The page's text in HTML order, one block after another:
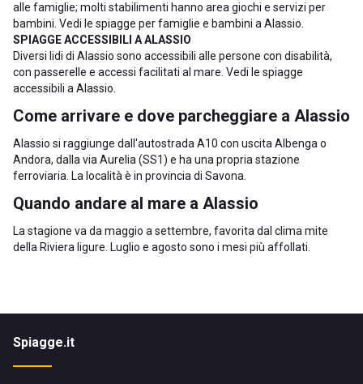
alle famiglie; molti stabilimenti hanno area giochi e servizi per
bambini. Vedi le spiagge per famiglie e bambini a Alassio
SPIAGGE ACCESSIBILI A ALASSIO
Diversi lidi di Alassio sono accessibili alle persone con disabilità,
con passerelle e accessi facilitati al mare. Vedi le spiagge
accessibili a Alassio
Come arrivare e dove parcheggiare a Alassio
Alassio si raggiunge dall'autostrada A10 con uscita Albenga o
Andora, dalla via Aurelia (SS1) e ha una propria stazione
ferroviaria. La località è in provincia di Savona
Quando andare al mare a Alassio
La stagione va da maggio a settembre, favorita dal clima mite
della Riviera ligure. Luglio e agosto sono i mesi più affollati.
Spiagge.it